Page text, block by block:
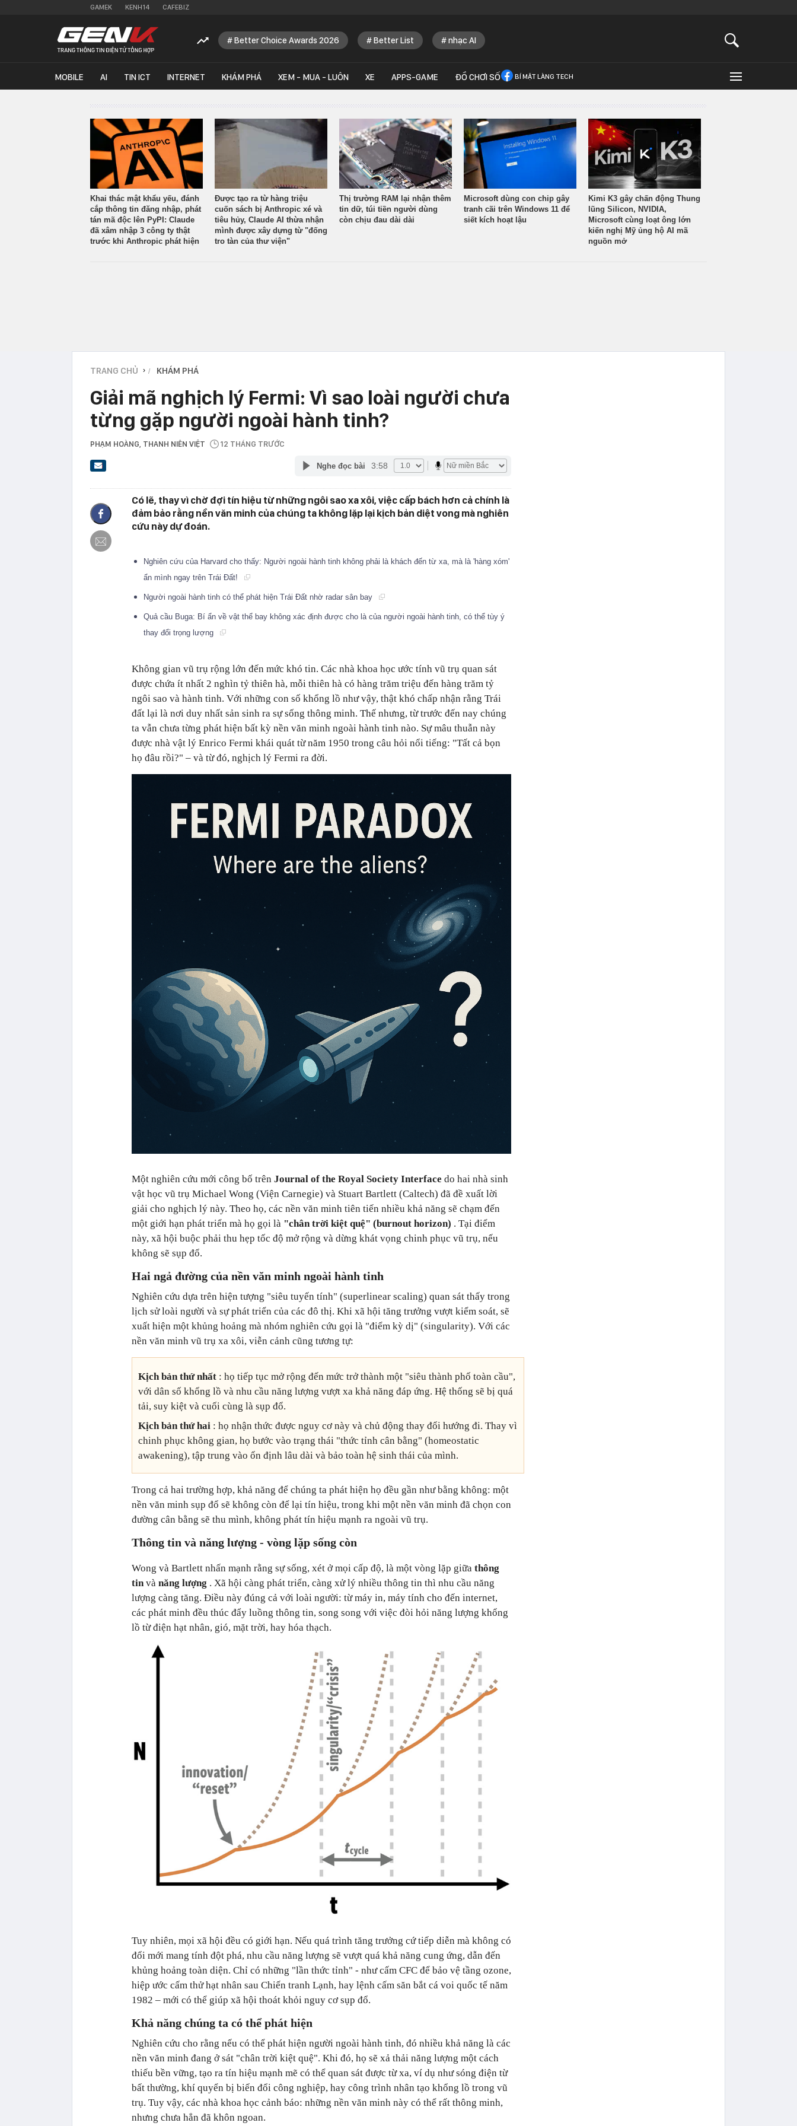
GAMEK KENH14 CAFEBIZ
Better Choice Awards 2026 Better List nhạc AI
MOBILE AI TIN ICT INTERNET KHÁM PHÁ XEM - MUA - LUÔN XE APPS-GAME ĐỒ CHƠI SỐ BÍ MẬT LÀNG TECH
Khai thác mật khẩu yếu, đánh
cắp thông tin đăng nhập, phát
tán mã độc lên PyPI: Claude
đã xâm nhập 3 công ty thật
trước khi Anthropic phát hiện
Được tạo ra từ hàng triệu
cuốn sách bị Anthropic xé và
tiêu hủy, Claude AI thừa nhận
mình được xây dựng từ "đống
tro tàn của thư viện"
Thị trường RAM lại nhận thêm
tin dữ, túi tiền người dùng
còn chịu đau dài dài
Microsoft dùng con chip gây
tranh cãi trên Windows 11 để
siết kích hoạt lậu
Kimi K3 gây chấn động Thung
lũng Silicon, NVIDIA,
Microsoft cùng loạt ông lớn
kiến nghị Mỹ ủng hộ AI mã
nguồn mở
TRANG CHỦ › KHÁM PHÁ
Giải mã nghịch lý Fermi: Vì sao loài người chưa
từng gặp người ngoài hành tinh?
PHẠM HOÀNG , THANH NIÊN VIỆT 12 THÁNG TRƯỚC
Nghe đọc bài 3:58
Có lẽ, thay vì chờ đợi tín hiệu từ những ngôi sao xa xôi, việc cấp bách hơn cả chính là
đảm bảo rằng nền văn minh của chúng ta không lặp lại kịch bản diệt vong mà nghiên
cứu này dự đoán.
Nghiên cứu của Harvard cho thấy: Người ngoài hành tinh không phải là khách đến từ xa, mà là 'hàng xóm'
ẩn mình ngay trên Trái Đất!
Người ngoài hành tinh có thể phát hiện Trái Đất nhờ radar sân bay
Quả cầu Buga: Bí ẩn về vật thể bay không xác định được cho là của người ngoài hành tinh, có thể tùy ý
thay đổi trọng lượng
Không gian vũ trụ rộng lớn đến mức khó tin. Các nhà khoa học ước tính vũ trụ quan sát
được chứa ít nhất 2 nghìn tỷ thiên hà, mỗi thiên hà có hàng trăm triệu đến hàng trăm tỷ
ngôi sao và hành tinh. Với những con số khổng lồ như vậy, thật khó chấp nhận rằng Trái
đất lại là nơi duy nhất sản sinh ra sự sống thông minh. Thế nhưng, từ trước đến nay chúng
ta vẫn chưa từng phát hiện bất kỳ nền văn minh ngoài hành tinh nào. Sự mâu thuẫn này
được nhà vật lý Enrico Fermi khái quát từ năm 1950 trong câu hỏi nổi tiếng: "Tất cả bọn
họ đâu rồi?" – và từ đó, nghịch lý Fermi ra đời.
Một nghiên cứu mới công bố trên Journal of the Royal Society Interface do hai nhà sinh
vật học vũ trụ Michael Wong (Viện Carnegie) và Stuart Bartlett (Caltech) đã đề xuất lời
giải cho nghịch lý này. Theo họ, các nền văn minh tiên tiến nhiều khả năng sẽ chạm đến
một giới hạn phát triển mà họ gọi là "chân trời kiệt quệ" (burnout horizon) . Tại điểm
này, xã hội buộc phải thu hẹp tốc độ mở rộng và dừng khát vọng chinh phục vũ trụ, nếu
không sẽ sụp đổ.
Hai ngả đường của nền văn minh ngoài hành tinh
Nghiên cứu dựa trên hiện tượng "siêu tuyến tính" (superlinear scaling) quan sát thấy trong
lịch sử loài người và sự phát triển của các đô thị. Khi xã hội tăng trưởng vượt kiểm soát, sẽ
xuất hiện một khủng hoảng mà nhóm nghiên cứu gọi là "điểm kỳ dị" (singularity). Với các
nền văn minh vũ trụ xa xôi, viễn cảnh cũng tương tự:
Kịch bản thứ nhất : họ tiếp tục mở rộng đến mức trở thành một "siêu thành phố toàn cầu",
với dân số khổng lồ và nhu cầu năng lượng vượt xa khả năng đáp ứng. Hệ thống sẽ bị quá
tải, suy kiệt và cuối cùng là sụp đổ.
Kịch bản thứ hai : họ nhận thức được nguy cơ này và chủ động thay đổi hướng đi. Thay vì
chinh phục không gian, họ bước vào trạng thái "thức tỉnh cân bằng" (homeostatic
awakening), tập trung vào ổn định lâu dài và bảo toàn hệ sinh thái của mình.
Trong cả hai trường hợp, khả năng để chúng ta phát hiện họ đều gần như bằng không: một
nền văn minh sụp đổ sẽ không còn để lại tín hiệu, trong khi một nền văn minh đã chọn con
đường cân bằng sẽ thu mình, không phát tín hiệu mạnh ra ngoài vũ trụ.
Thông tin và năng lượng - vòng lặp sống còn
Wong và Bartlett nhấn mạnh rằng sự sống, xét ở mọi cấp độ, là một vòng lặp giữa thông
tin và năng lượng . Xã hội càng phát triển, càng xử lý nhiều thông tin thì nhu cầu năng
lượng càng tăng. Điều này đúng cả với loài người: từ máy in, máy tính cho đến internet,
các phát minh đều thúc đẩy luồng thông tin, song song với việc đòi hỏi năng lượng khổng
lồ từ điện hạt nhân, gió, mặt trời, hay hóa thạch.
Tuy nhiên, mọi xã hội đều có giới hạn. Nếu quá trình tăng trưởng cứ tiếp diễn mà không có
đổi mới mang tính đột phá, nhu cầu năng lượng sẽ vượt quá khả năng cung ứng, dẫn đến
khủng hoảng toàn diện. Chỉ có những "lần thức tỉnh" - như cấm CFC để bảo vệ tầng ozone,
hiệp ước cấm thử hạt nhân sau Chiến tranh Lạnh, hay lệnh cấm săn bắt cá voi quốc tế năm
1982 – mới có thể giúp xã hội thoát khỏi nguy cơ sụp đổ.
Khả năng chúng ta có thể phát hiện
Nghiên cứu cho rằng nếu có thể phát hiện người ngoài hành tinh, đó nhiều khả năng là các
nền văn minh đang ở sát "chân trời kiệt quệ". Khi đó, họ sẽ xả thải năng lượng một cách
thiếu bền vững, tạo ra tín hiệu mạnh mẽ có thể quan sát được từ xa, ví dụ như sóng điện từ
bất thường, khí quyển bị biến đổi công nghiệp, hay công trình nhân tạo khổng lồ trong vũ
trụ. Tuy vậy, các nhà khoa học cảnh báo: những nền văn minh này có thể rất thông minh,
nhưng chưa hẳn đã khôn ngoan.